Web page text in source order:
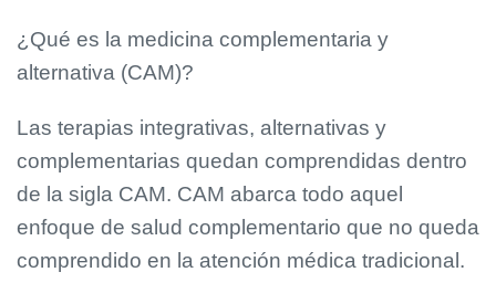
¿Qué es la medicina complementaria y
alternativa (CAM)?
Las terapias integrativas, alternativas y
complementarias quedan comprendidas dentro
de la sigla CAM. CAM abarca todo aquel
enfoque de salud complementario que no queda
comprendido en la atención médica tradicional.